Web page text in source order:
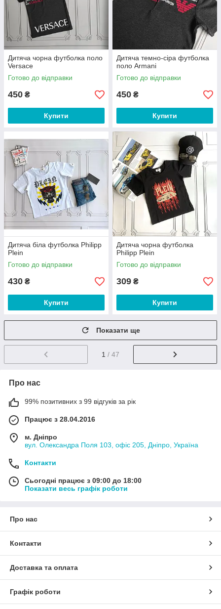
Дитяча чорна футболка поло
Versace
Готово до відправки
450 ₴
Купити
Дитяча темно-сіра футболка
поло Armani
Готово до відправки
450 ₴
Купити
Дитяча біла футболка Philipp
Plein
Готово до відправки
430 ₴
Купити
Дитяча чорна футболка
Philipp Plein
Готово до відправки
309 ₴
Купити
Показати ще
1 / 47
Про нас
99% позитивних з 99 відгуків за рік
Працює з 28.04.2016
м. Дніпро
вул. Олександра Поля 103, офіс 205, Дніпро, Україна
Контакти
Сьогодні працює з 09:00 до 18:00
Показати весь графік роботи
Про нас
Контакти
Доставка та оплата
Графік роботи